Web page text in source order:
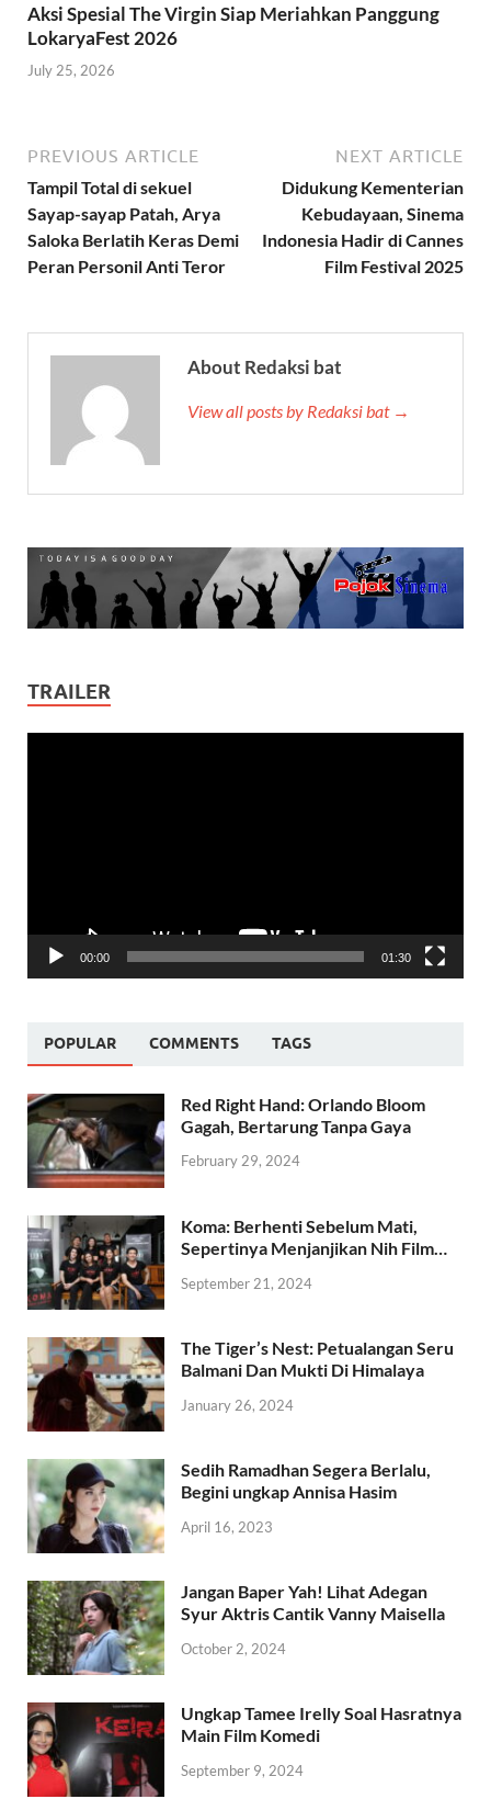
Aksi Spesial The Virgin Siap Meriahkan Panggung
LokaryaFest 2026
July 25, 2026
PREVIOUS ARTICLE
Tampil Total di sekuel
Sayap-sayap Patah, Arya
Saloka Berlatih Keras Demi
Peran Personil Anti Teror
NEXT ARTICLE
Didukung Kementerian
Kebudayaan, Sinema
Indonesia Hadir di Cannes
Film Festival 2025
About Redaksi bat
View all posts by Redaksi bat →
TRAILER
00:00 01:30
POPULAR COMMENTS TAGS
Red Right Hand: Orlando Bloom
Gagah, Bertarung Tanpa Gaya
February 29, 2024
Koma: Berhenti Sebelum Mati,
Sepertinya Menjanjikan Nih Film…
September 21, 2024
The Tiger’s Nest: Petualangan Seru
Balmani Dan Mukti Di Himalaya
January 26, 2024
Sedih Ramadhan Segera Berlalu,
Begini ungkap Annisa Hasim
April 16, 2023
Jangan Baper Yah! Lihat Adegan
Syur Aktris Cantik Vanny Maisella
October 2, 2024
Ungkap Tamee Irelly Soal Hasratnya
Main Film Komedi
September 9, 2024